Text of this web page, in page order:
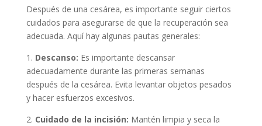
Después de una cesárea, es importante seguir ciertos
cuidados para asegurarse de que la recuperación sea
adecuada. Aquí hay algunas pautas generales:
1. Descanso: Es importante descansar
adecuadamente durante las primeras semanas
después de la cesárea. Evita levantar objetos pesados
y hacer esfuerzos excesivos.
2. Cuidado de la incisión: Mantén limpia y seca la